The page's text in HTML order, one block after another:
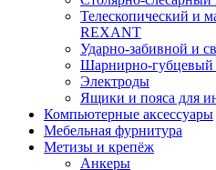
Телескопический и
REXANT
Ударно-забивной и
Шарнирно-губцевый
Электроды
Ящики и пояса для
Компьютерные аксессуары
Мебельная фурнитура
Метизы и крепёж
Анкеры